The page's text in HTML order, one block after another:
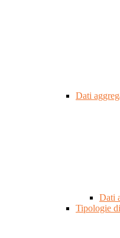
Dati
Dati
Tipologie